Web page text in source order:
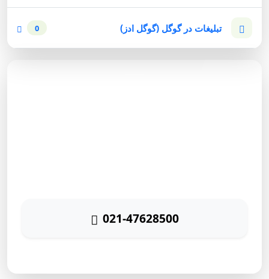
تبلیغات در گوگل (گوگل ادز) 0
021-47628500